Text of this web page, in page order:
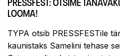
LOOMA!
TYPA otsib PRESSFESTile
kaunistaks Samelini tehase